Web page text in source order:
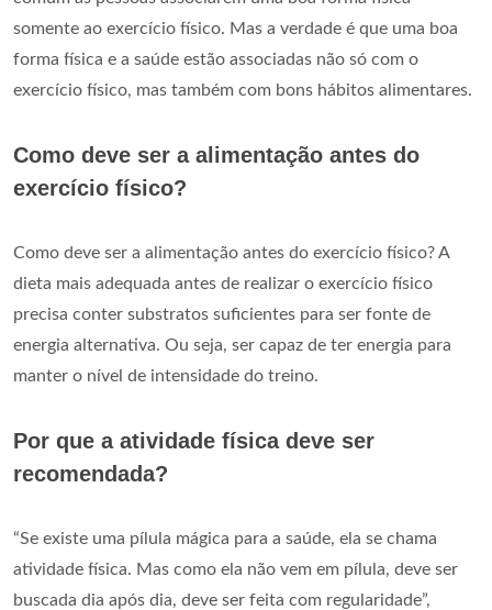
somente ao exercício físico. Mas a verdade é que uma boa
forma física e a saúde estão associadas não só com o
exercício físico, mas também com bons hábitos alimentares.
Como deve ser a alimentação antes do
exercício físico?
Como deve ser a alimentação antes do exercício físico? A
dieta mais adequada antes de realizar o exercício físico
precisa conter substratos suficientes para ser fonte de
energia alternativa. Ou seja, ser capaz de ter energia para
manter o nível de intensidade do treino.
Por que a atividade física deve ser
recomendada?
“Se existe uma pílula mágica para a saúde, ela se chama
atividade física. Mas como ela não vem em pílula, deve ser
buscada dia após dia, deve ser feita com regularidade”,